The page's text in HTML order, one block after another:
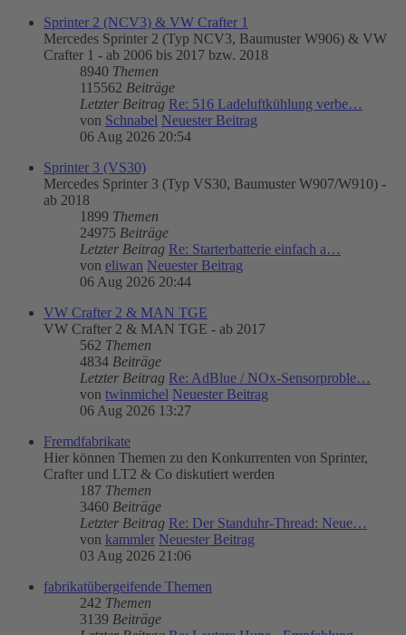
Sprinter 2 (NCV3) & VW Crafter 1
Mercedes Sprinter 2 (Typ NCV3, Baumuster W906) & VW
Crafter 1 - ab 2006 bis 2017 bzw. 2018
8940 Themen
115562 Beiträge
Letzter Beitrag Re: 516 Ladeluftkühlung verbe…
von Schnabel Neuester Beitrag
06 Aug 2026 20:54
Sprinter 3 (VS30)
Mercedes Sprinter 3 (Typ VS30, Baumuster W907/W910) -
ab 2018
1899 Themen
24975 Beiträge
Letzter Beitrag Re: Starterbatterie einfach a…
von eliwan Neuester Beitrag
06 Aug 2026 20:44
VW Crafter 2 & MAN TGE
VW Crafter 2 & MAN TGE - ab 2017
562 Themen
4834 Beiträge
Letzter Beitrag Re: AdBlue / NOx-Sensorproble…
von twinmichel Neuester Beitrag
06 Aug 2026 13:27
Fremdfabrikate
Hier können Themen zu den Konkurrenten von Sprinter,
Crafter und LT2 & Co diskutiert werden
187 Themen
3460 Beiträge
Letzter Beitrag Re: Der Standuhr-Thread: Neue…
von kammler Neuester Beitrag
03 Aug 2026 21:06
fabrikatübergeifende Themen
242 Themen
3139 Beiträge